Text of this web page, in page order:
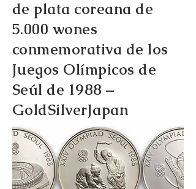
de plata coreana de
5.000 wones
conmemorativa de los
Juegos Olímpicos de
Seúl de 1988 –
GoldSilverJapan